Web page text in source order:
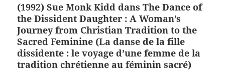
(1992) Sue Monk Kidd dans The Dance of
the Dissident Daughter : A Woman’s
Journey from Christian Tradition to the
Sacred Feminine (La danse de la fille
dissidente : le voyage d’une femme de la
tradition chrétienne au féminin sacré)